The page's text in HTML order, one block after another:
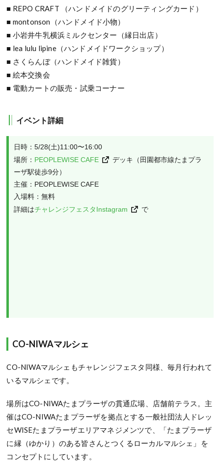
■ REPO CRAFT （ハンドメイドのグリーティングカード）
■ montonson（ハンドメイド小物）
■ 小岩井牛乳横浜ミルクセンター（縁日出店）
■ lea lulu lipine（ハンドメイドワークショップ）
■ さくらんぼ（ハンドメイド雑貨）
■ 絵本交換会
■ 電動カートの販売・試乗コーナー
イベント詳細
日時：5/28(土)11:00〜16:00
場所： PEOPLEWISE CAFE
デッキ（田園都市線たまプラ
ーザ駅徒歩9分）
主催：PEOPLEWISE CAFE
入場料：無料
詳細はチャレンジフェスタInstagram
CO-NIWAマルシェ
CO-NIWAマルシェもチャレンジフェスタ同様、毎月行われて
いるマルシェです。
場所はCO-NIWAたまプラーザの貫通広場、店舗前テラス。主
催はCO-NIWAたまプラーザを拠点とする一般社団法人ドレッ
セWISEたまプラーザエリアマネジメンツで、「たまプラーザ
に縁（ゆかり）のある皆さんとつくるローカルマルシェ」を
コンセプトにしています。